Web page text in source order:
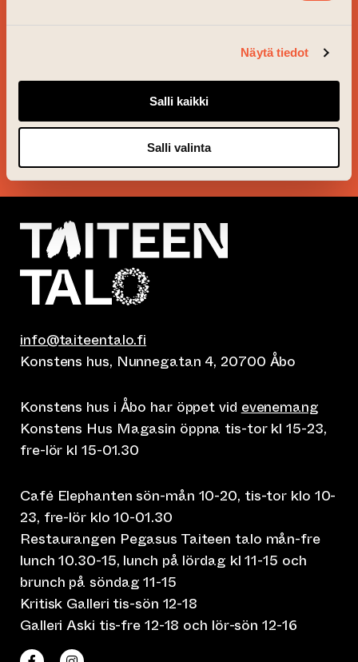
Näytä tiedot
Salli kaikki
Salli valinta
BESTÄLL VÅRT
FÖLJ VAD SOM ÄR PÅ
info@taiteentalo.fi
Konstens hus, Nunnegatan 4, 20700 Åbo
Konstens hus i Åbo har öppet vid evenemang
Konstens Hus Magasin öppna tis-tor kl 15-23,
fre-lör kl 15-01.30
Café Elephanten sön-mån 10-20, tis-tor klo 10-
23, fre-lör klo 10-01.30
Restaurangen Pegasus Taiteen talo mån-fre
lunch 10.30-15, lunch på lördag kl 11-15 och
brunch på söndag 11-15
Kritisk Galleri tis-sön 12-18
Galleri Aski tis-fre 12-18 och lör-sön 12-16